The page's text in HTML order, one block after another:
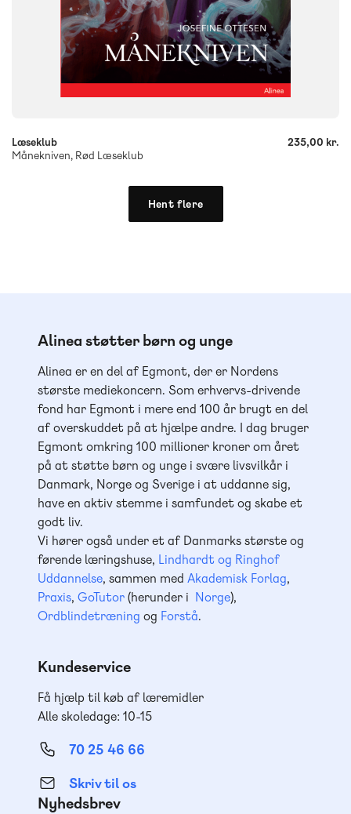
+
Læseklub
Månekniven, Rød Læseklub
235,00 kr.
Hent flere
Alinea støtter børn og unge
Alinea er en del af Egmont, der er Nordens
største mediekoncern. Som erhvervs-drivende
fond har Egmont i mere end 100 år brugt en del
af overskuddet på at hjælpe andre. I dag bruger
Egmont omkring 100 millioner kroner om året
på at støtte børn og unge i svære livsvilkår i
Danmark, Norge og Sverige i at uddanne sig,
have en aktiv stemme i samfundet og skabe et
godt liv.
Vi hører også under et af Danmarks største og
førende læringshuse, Lindhardt og Ringhof
Uddannelse, sammen med Akademisk Forlag,
Praxis, GoTutor(herunder i Norge),
Ordblindetræning og Forstå.
Kundeservice
Få hjælp til køb af læremidler
Alle skoledage: 10-15
70 25 46 66
Skriv til os
Nyhedsbrev